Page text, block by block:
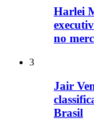
Harlei
no
3
Jair
Brasil